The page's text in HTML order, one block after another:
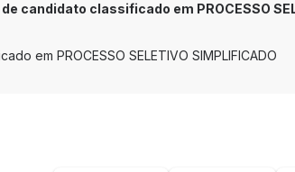
candidato classificado em PROCESSO
em PROCESSO SELETIVO SIMPLIFICADO